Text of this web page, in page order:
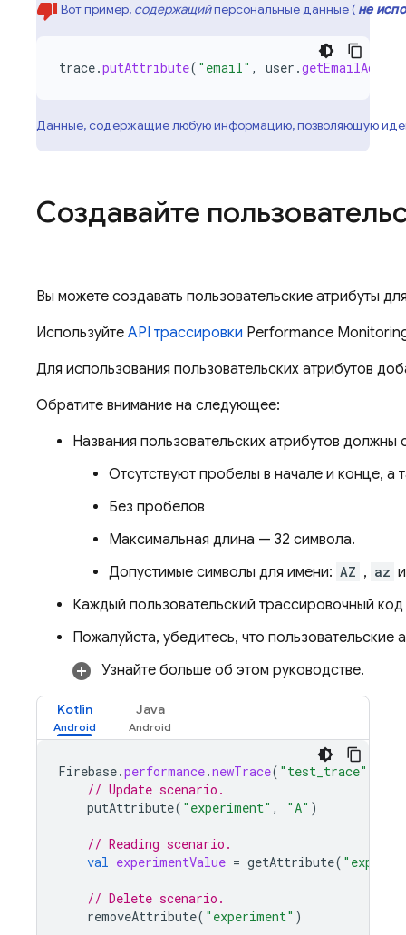
Вот пример, содержащийперсональные данные ( не
trace.putAttribute( "email" , user .
Данные, содержащие любую информацию, позволяющую
Создавайте
Вы можете создавать пользовательские атрибуты
Используйте API трассировки Performance
Для использования пользовательских атрибутов
Обратите внимание на следующее:
Названия пользовательских атрибутов
Отсутствуют пробелы в начале и конце, а
Без пробелов
Максимальная длина — 32 символа.
Допустимые символы для имени: AZ , az
Каждый пользовательский трассировочный
Пожалуйста, убедитесь, что
Узнайте больше об этом руководстве.
Kotlin Java
Firebase.performance.newTrace( "test_trace"
// Update scenario.
putAttribute( "experiment" , "A" )
// Reading scenario.
val experimentValue = getAttribute(
// Delete scenario.
removeAttribute( "experiment" )